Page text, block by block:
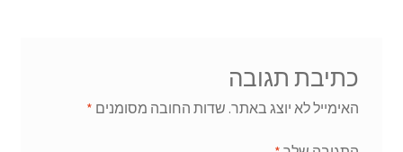
כתיבת תגובה
האימייל לא יוצג באתר. שדות החובה מסומנים *